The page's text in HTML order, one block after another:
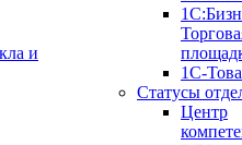
и
1С-
Статусы
Центр